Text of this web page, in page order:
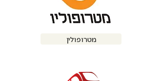
מטרופולין